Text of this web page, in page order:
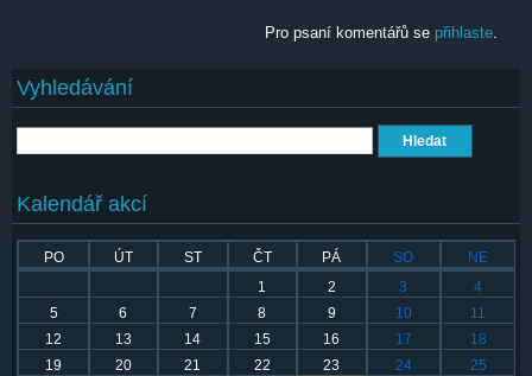
Pro psaní komentářů se přihlaste.
Vyhledávání
Kalendář akcí
PO ÚT ST ČT PÁ SO
NE
1
2 3
4
5
6 7 8 9 10
11
12
13 14 15 16 17
18
19
20 21 22 23 24
25